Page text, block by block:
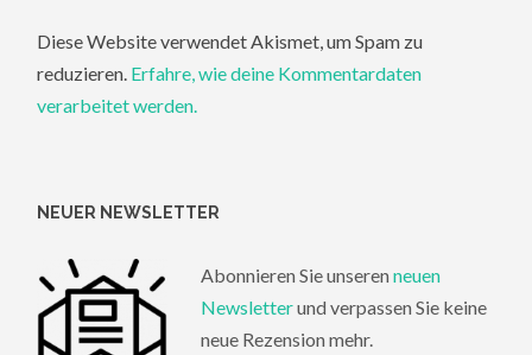
Diese Website verwendet Akismet, um Spam zu
reduzieren. Erfahre, wie deine Kommentardaten
verarbeitet werden.
NEUER NEWSLETTER
Abonnieren Sie unseren neuen
Newsletterund verpassen Sie keine
neue Rezension mehr.